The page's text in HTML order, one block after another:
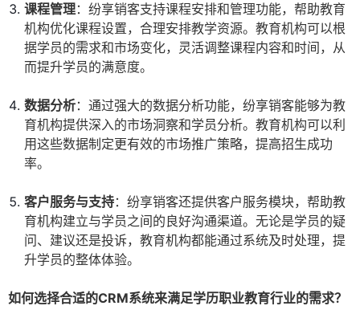
课程管理：纷享销客支持课程安排和管理功能，帮助教育
机构优化课程设置，合理安排教学资源。教育机构可以根
据学员的需求和市场变化，灵活调整课程内容和时间，从
而提升学员的满意度。
数据分析：通过强大的数据分析功能，纷享销客能够为教
育机构提供深入的市场洞察和学员分析。教育机构可以利
用这些数据制定更有效的市场推广策略，提高招生成功
率。
客户服务与支持：纷享销客还提供客户服务模块，帮助教
育机构建立与学员之间的良好沟通渠道。无论是学员的疑
问、建议还是投诉，教育机构都能通过系统及时处理，提
升学员的整体体验。
如何选择合适的CRM系统来满足学历职业教育行业的需求？